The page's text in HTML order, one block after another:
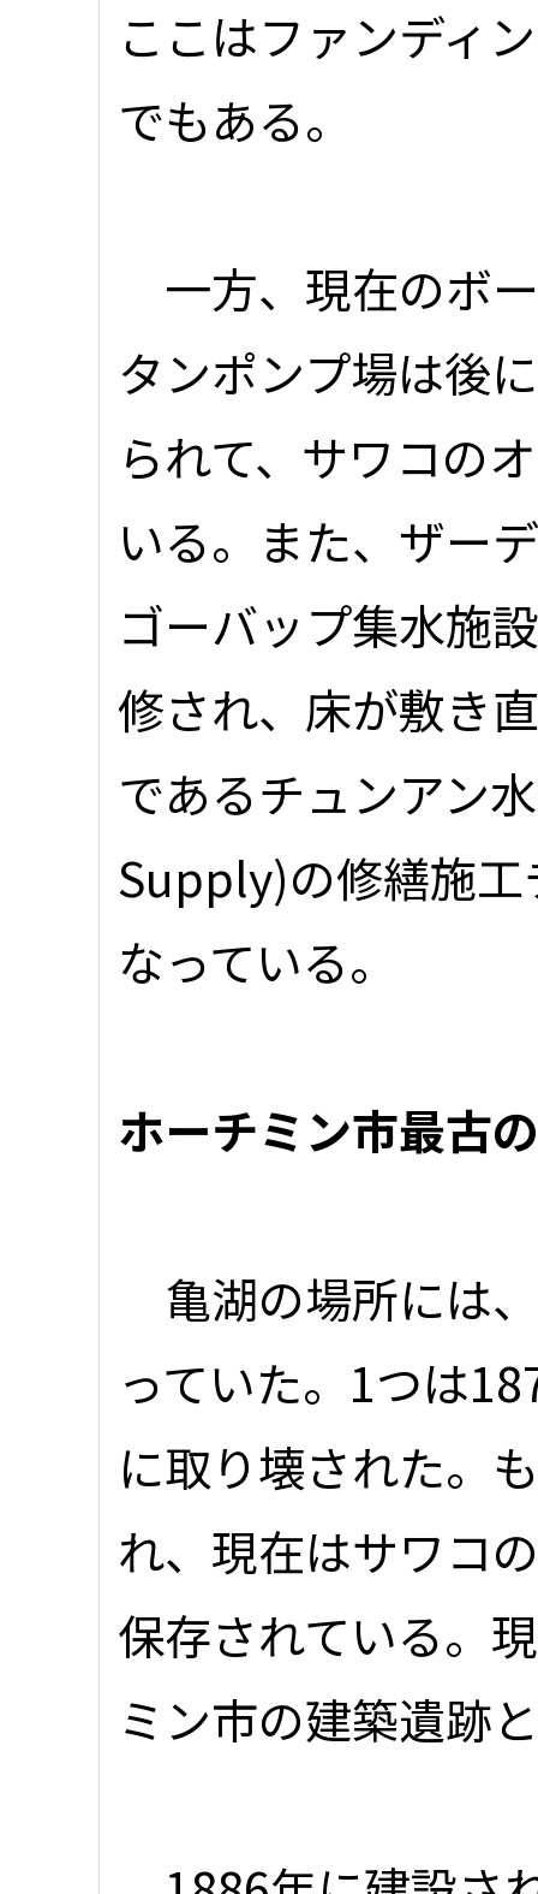
ここはファンディ
でもある。
一方、現在のボ
タンポンプ場は後
られて、サワコの
いる。また、ザー
ゴーバップ集水施
修され、床が敷き
であるチュンアン
Supply)の修繕施工
なっている。
ホーチミン市最古
亀湖の場所には
っていた。1つは
に取り壊された。
れ、現在はサワコ
保存されている。
ミン市の建築遺跡